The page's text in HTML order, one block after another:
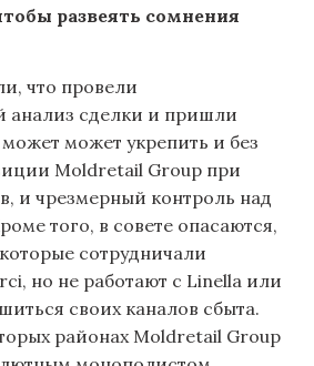
развеять сомнения
что провели
анализ сделки и пришли
может укрепить и без
Moldretail Group при
и чрезмерный контроль над
того, в совете опасаются,
сотрудничали
но не работают с Linella или
своих каналов сбыта.
районах Moldretail Group